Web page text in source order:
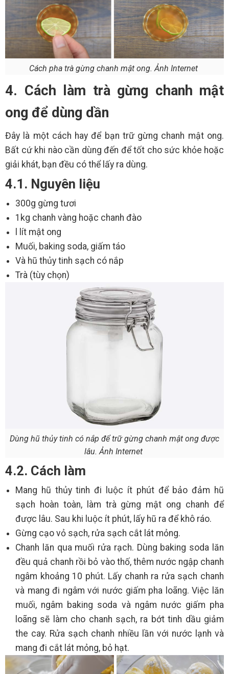
Cách pha trà gừng chanh mật ong. Ảnh Internet
4. Cách làm trà gừng chanh mật
ong để dùng dần
Đây là một cách hay để bạn trữ gừng chanh mật ong.
Bất cứ khi nào cần dùng đến để tốt cho sức khỏe hoặc
giải khát, bạn đều có thể lấy ra dùng.
4.1. Nguyên liệu
300g gừng tươi
1kg chanh vàng hoặc chanh đào
l lít mật ong
Muối, baking soda, giấm táo
Và hũ thủy tinh sạch có nắp
Trà (tùy chọn)
Dùng hũ thủy tinh có nắp để trữ gừng chanh mật ong được
lâu. Ảnh Internet
4.2. Cách làm
Mang hũ thủy tinh đi luộc ít phút để bảo đảm hũ
sạch hoàn toàn, làm trà gừng mật ong chanh để
được lâu. Sau khi luộc ít phút, lấy hũ ra để khô ráo.
Gừng cạo vỏ sạch, rửa sạch cắt lát mỏng.
Chanh lăn qua muối rửa rạch. Dùng baking soda lăn
đều quả chanh rồi bỏ vào thố, thêm nước ngập chanh
ngâm khoảng 10 phút. Lấy chanh ra rửa sạch chanh
và mang đi ngâm với nước giấm pha loãng. Việc lăn
muối, ngâm baking soda và ngâm nước giấm pha
loãng sẽ làm cho chanh sạch, ra bớt tinh dầu giảm
the cay. Rửa sạch chanh nhiều lần với nước lạnh và
mang đi cắt lát mỏng, bỏ hạt.